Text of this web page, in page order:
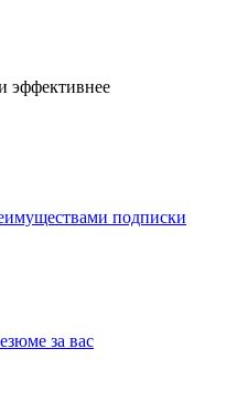
эффективнее
подписки
за вас